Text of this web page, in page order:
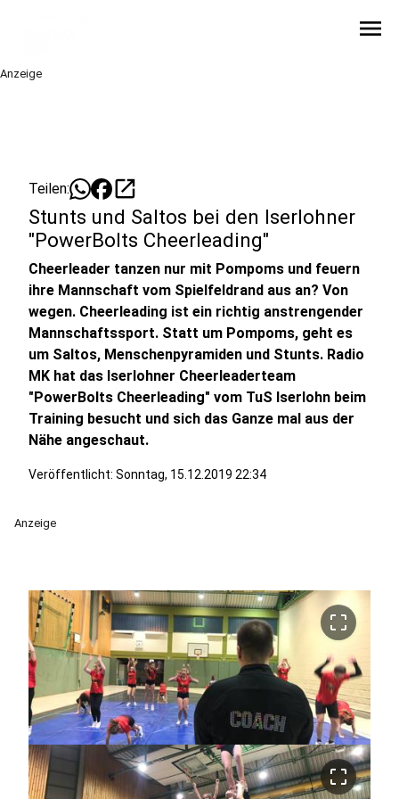
menu
Anzeige
Teilen: open_in_new
Stunts und Saltos bei den Iserlohner
"PowerBolts Cheerleading"
Cheerleader tanzen nur mit Pompoms und feuern
ihre Mannschaft vom Spielfeldrand aus an? Von
wegen. Cheerleading ist ein richtig anstrengender
Mannschaftssport. Statt um Pompoms, geht es
um Saltos, Menschenpyramiden und Stunts. Radio
MK hat das Iserlohner Cheerleaderteam
"PowerBolts Cheerleading" vom TuS Iserlohn beim
Training besucht und sich das Ganze mal aus der
Nähe angeschaut.
Veröffentlicht: Sonntag, 15.12.2019 22:34
Anzeige
crop_free
crop_free